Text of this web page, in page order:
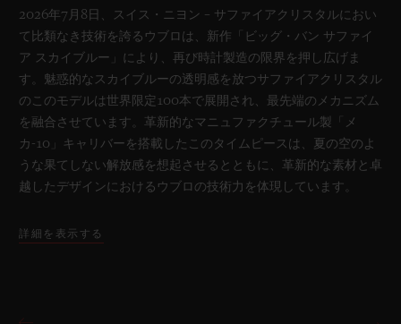
2026年7月8日、スイス・ニヨン – サファイアクリスタルにおい
て比類なき技術を誇るウブロは、新作「ビッグ・バン サファイ
ア スカイブルー」により、再び時計製造の限界を押し広げま
す。魅惑的なスカイブルーの透明感を放つサファイアクリスタル
のこのモデルは世界限定100本で展開され、最先端のメカニズム
を融合させています。革新的なマニュファクチュール製「メ
カ-10」キャリバーを搭載したこのタイムピースは、夏の空のよ
うな果てしない解放感を想起させるとともに、革新的な素材と卓
越したデザインにおけるウブロの技術力を体現しています。
詳細を表示する